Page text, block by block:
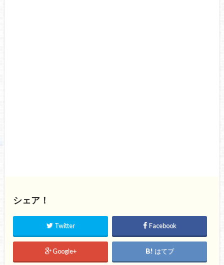
シェア！
Twitter Facebook
Google+ はてブ